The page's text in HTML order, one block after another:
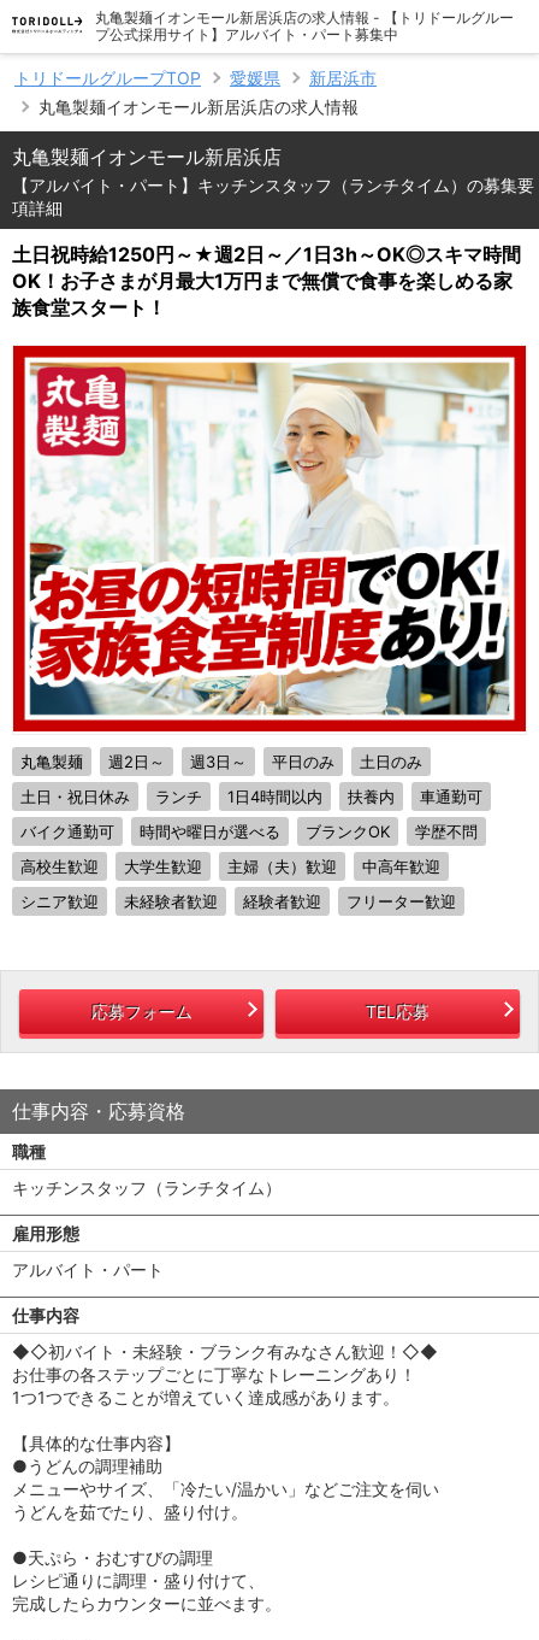
丸亀製麺イオンモール新居浜店の求人情報 - 【トリドールグルー
プ公式採用サイト】アルバイト・パート募集中
トリドールグループTOP 愛媛県
新居浜市
丸亀製麺イオンモール新居浜店の求人情報
丸亀製麺イオンモール新居浜店
【アルバイト・パート】キッチンスタッフ（ランチタイム）の募集要
項詳細
土日祝時給1250円～★週2日～／1日3h～OK◎スキマ時間
OK！お子さまが月最大1万円まで無償で食事を楽しめる家
族食堂スタート！
丸亀製麺 週2日～ 週3日～ 平日のみ
土日のみ
土日・祝日休み
ランチ 1日4時間以内 扶養内
車通勤可
バイク通勤可
時間や曜日が選べる ブランクOK
学歴不問
高校生歓迎
大学生歓迎 主婦（夫）歓迎
中高年歓迎
シニア歓迎
未経験者歓迎 経験者歓迎 フリーター歓迎
応募フォーム TEL応募
仕事内容・応募資格
職種
キッチンスタッフ（ランチタイム）
雇用形態
アルバイト・パート
仕事内容
◆◇初バイト・未経験・ブランク有みなさん歓迎！◇◆
お仕事の各ステップごとに丁寧なトレーニングあり！
1つ1つできることが増えていく達成感があります。
【具体的な仕事内容】
●うどんの調理補助
メニューやサイズ、「冷たい/温かい」などご注文を伺い
うどんを茹でたり、盛り付け。
●天ぷら・おむすびの調理
レシピ通りに調理・盛り付けて、
完成したらカウンターに並べます。